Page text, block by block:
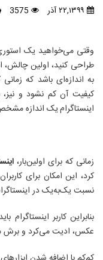
وقتی می‌خواهید یک
طراحی کنید، اولین
به اندازه‌ای باشد که
کیفیت آن کم نشود و
اینستاگرامیک اندازه مشخص
زمانی که برای اولین‌بار،
کرد، این امکان برای
نسبت یک‌به‌یک در
بنابراین کاربر
عکس، ادیت می‌کرد و برش